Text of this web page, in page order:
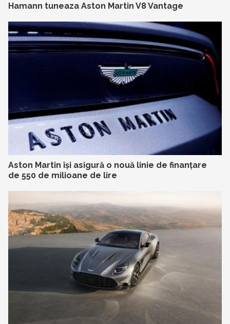
Hamann tuneaza Aston Martin V8 Vantage
Aston Martin își asigură o nouă linie de finanțare
de 550 de milioane de lire